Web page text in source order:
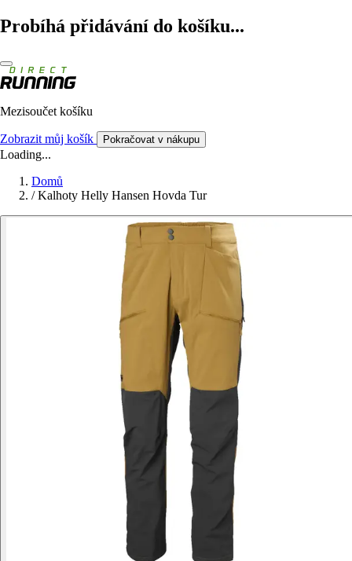
Probíhá přidávání do košíku...
Mezisoučet košíku
Zobrazit můj košík Pokračovat v nákupu
Loading...
Domů
/ Kalhoty Helly Hansen Hovda Tur